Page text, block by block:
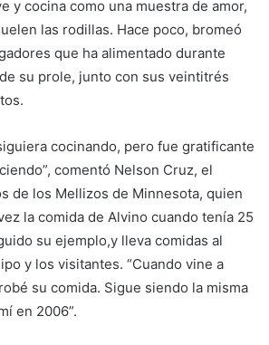
y cocina como una muestra de amor,
las rodillas. Hace poco, bromeó
que ha alimentado durante
su prole, junto con sus veintitrés
cocinando, pero fue gratificante
comentó Nelson Cruz, el
de los Mellizos de Minnesota, quien
la comida de Alvino cuando tenía 25
su ejemplo,y lleva comidas al
y los visitantes. “Cuando vine a
su comida. Sigue siendo la misma
en 2006”.